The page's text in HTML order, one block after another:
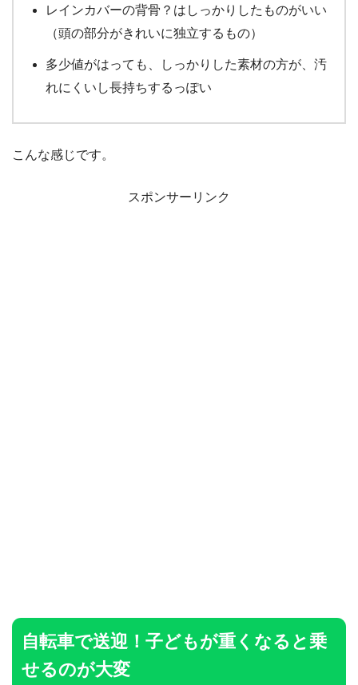
レインカバーの背骨？はしっかりしたものがいい
（頭の部分がきれいに独立するもの）
多少値がはっても、しっかりした素材の方が、汚
れにくいし長持ちするっぽい
こんな感じです。
スポンサーリンク
自転車で送迎！子どもが重くなると乗
せるのが大変